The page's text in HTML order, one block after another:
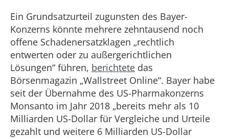
Ein Grundsatzurteil zugunsten des Bayer-
Konzerns könnte mehrere zehntausend noch
offene Schadenersatzklagen „rechtlich
entwerten oder zu außergerichtlichen
Lösungen“ führen, berichtete das
Börsenmagazin „Wallstreet Online“. Bayer habe
seit der Übernahme des US-Pharmakonzerns
Monsanto im Jahr 2018 „bereits mehr als 10
Milliarden US-Dollar für Vergleiche und Urteile
gezahlt und weitere 6 Milliarden US-Dollar